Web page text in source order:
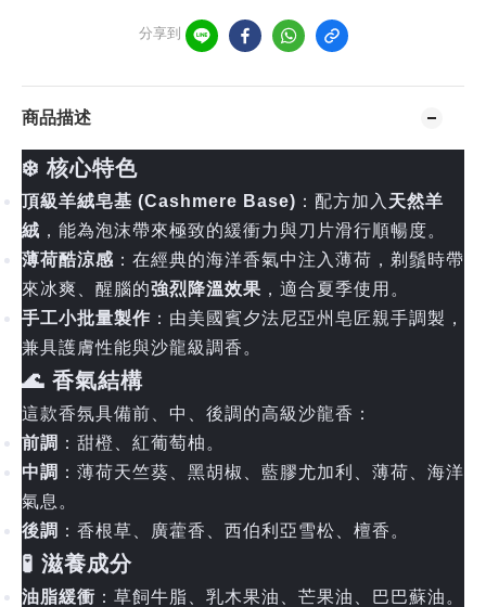
分享到
商品描述
❄️ 核心特色
頂級羊絨皂基 (Cashmere Base) ：配方加入 天然羊
絨 ，能為泡沫帶來極致的緩衝力與刀片滑行順暢度。
薄荷酷涼感 ：在經典的海洋香氣中注入薄荷，剃鬚時帶
來冰爽、醒腦的強烈降溫效果 ，適合夏季使用。
手工小批量製作 ：由美國賓夕法尼亞州皂匠親手調製，
兼具護膚性能與沙龍級調香。
🌊 香氣結構
這款香氛具備前、中、後調的高級沙龍香：
前調 ：甜橙、紅葡萄柚。
中調 ：薄荷天竺葵、黑胡椒、藍膠尤加利、薄荷、海洋
氣息。
後調 ：香根草、廣藿香、西伯利亞雪松、檀香。
🧪 滋養成分
油脂緩衝 ：草飼牛脂、乳木果油、芒果油、巴巴蘇油。